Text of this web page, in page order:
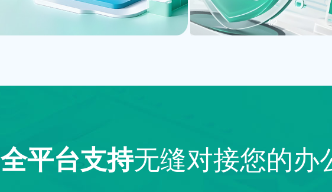
02
全平台支持无缝对接您的办